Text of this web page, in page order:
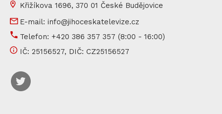
Křižíkova 1696, 370 01 České Budějovice
E-mail: info@jihoceskatelevize.cz
Telefon: +420 386 357 357 (8:00 - 16:00)
IČ: 25156527, DIČ: CZ25156527